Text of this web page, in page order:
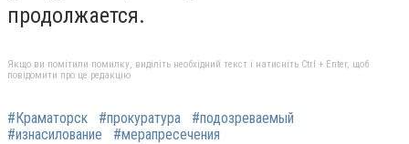
продолжается.
Якщо ви помітили помилку, виділіть необхідний текст і натисніть Ctrl + Enter, щоб
повідомити про це редакцію
#Краматорск #прокуратура
#подозреваемый
#изнасилование
#мерапресечения